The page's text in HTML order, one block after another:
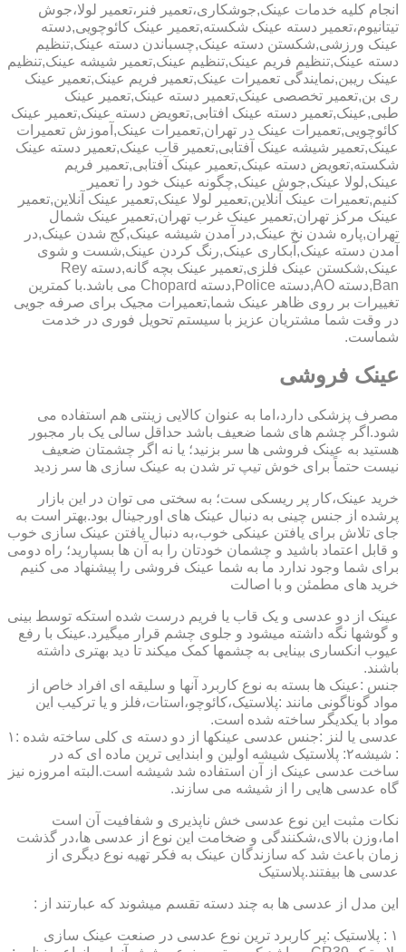
انجام کلیه خدمات عینک,جوشکاری،تعمیر فنر،تعمیر لولا،جوش
تیتانیوم،تعمیر دسته عینک شکسته,تعمیر عینک کائوچویی,دسته
عینک ورزشی,شکستن دسته عینک,چسباندن دسته عینک,تنظیم
دسته عینک,تنظیم فریم عینک,تنظیم عینک,تعمیر شیشه عینک,تنظیم
عینک ریبن,نمایندگی تعمیرات عینک,تعمیر فریم عینک,تعمیر عینک
ری بن,تعمیر تخصصی عینک,تعمیر دسته عینک,تعمیر عینک
طبی,عینک,تعمیر دسته عینک افتابی,تعویض دسته عینک,تعمیر عینک
کائوچویی,تعمیرات عینک در تهران,تعمیرات عینک,آموزش تعمیرات
عینک,تعمیر شیشه عینک آفتابی,تعمیر قاب عینک,تعمیر دسته عینک
شکسته,تعویض دسته عینک,تعمیر عینک آفتابی,تعمیر فریم
عینک,لولا عینک,جوش عینک,چگونه عینک خود را تعمیر
کنیم,تعمیرات عینک آنلاین,تعمیر لولا عینک,تعمیر عینک آنلاین,تعمیر
عینک مرکز تهران,تعمیر عینک غرب تهران,تعمیر عینک شمال
تهران,پاره شدن نخ عینک,در آمدن شیشه عینک,کج شدن عینک,در
آمدن دسته عینک,آبکاری عینک,رنگ کردن عینک,شست و شوی
عینک,شکستن عینک فلزی,تعمیر عینک بچه گانه,دسته Rey
Ban,دسته AO,دسته Police,دسته Chopard می باشد.با کمترین
تغییرات بر روی ظاهر عینک شما,تعمیرات مجیک برای صرفه جویی
در وقت شما مشتریان عزیز با سیستم تحویل فوری در خدمت
شماست.
عینک فروشی
مصرف پزشکی دارد،اما به عنوان کالایی زینتی هم استفاده می
شود.اگر چشم های شما ضعیف باشد حداقل سالی یک بار مجبور
هستید به عینک فروشی ها سر بزنید؛ یا نه اگر چشمتان ضعیف
نیست حتماً برای خوش تیپ تر شدن به عینک سازی ها سر زدید
خرید عینک،کار پر ریسکی ست؛ به سختی می توان در این بازار
پرشده از جنس چینی به دنبال عینک های اورجینال بود.بهتر است به
جای تلاش برای یافتن عینکی خوب،به دنبال یافتن عینک سازی خوب
و قابل اعتماد باشید و چشمان خودتان را به آن ها بسپارید؛ راه دومی
برای شما وجود ندارد ما به شما عینک فروشی را پیشنهاد می کنیم
خرید های مطمئن و با اصالت
عینک از دو عدسی و یک قاب یا فریم درست شده استکه توسط بینی
و گوشها نگه داشته میشود و جلوی چشم قرار میگیرد.عینک با رفع
عیوب انکساری بینایی به چشمها کمک میکند تا دید بهتری داشته
باشند.
جنس :عینک ها بسته به نوع کاربرد آنها و سلیقه ای افراد خاص از
مواد گوناگونی مانند :پلاستیک،کائوچو،استات،فلز و یا ترکیب این
مواد با یکدیگر ساخته شده است.
عدسی یا لنز :جنس عدسی عینکها از دو دسته ی کلی ساخته شده :۱
: شیشه۲: پلاستیک شیشه اولین و ابندایی ترین ماده ای که در
ساخت عدسی عینک از آن استفاده شد شیشه است.البته امروزه نیز
گاه عدسی هایی را از شیشه می سازند.
نکات مثبت این نوع عدسی خش ناپذیری و شفافیت آن است
اما،وزن بالای،شکنندگی و ضخامت این نوع از عدسی ها،در گذشت
زمان باعث شد که سازندگان عینک به فکر تهیه نوع دیگری از
عدسی ها بیفتند.پلاستیک
این مدل از عدسی ها به چند دسته تقسم میشوند که عبارتند از :
۱ : پلاستیک :پر کاربرد ترین نوع عدسی در صنعت عینک سازی